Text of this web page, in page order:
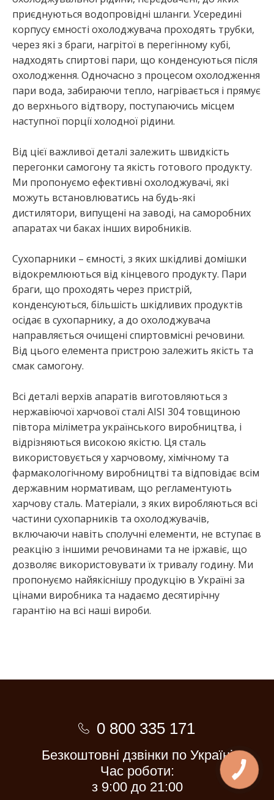
приєднуються водопровідні шланги. Усередині
корпусу ємності охолоджувача проходять трубки,
через які з браги, нагрітої в перегінному кубі,
надходять спиртові пари, що конденсуються після
охолодження. Одночасно з процесом охолодження
пари вода, забираючи тепло, нагрівається і прямує
до верхнього відтвору, поступаючись місцем
наступної порції холодної рідини.
Від цієї важливої деталі залежить швидкість
перегонки самогону та якість готового продукту.
Ми пропонуємо ефективні охолоджувачі, які
можуть встановлюватись на будь-які
дистилятори, випущені на заводі, на саморобних
апаратах чи баках інших виробників.
Сухопарники – ємності, з яких шкідливі домішки
відокремлюються від кінцевого продукту. Пари
браги, що проходять через пристрій,
конденсуються, більшість шкідливих продуктів
осідає в сухопарнику, а до охолоджувача
направляється очищені спиртовмісні речовини.
Від цього елемента пристрою залежить якість та
смак самогону.
Всі деталі верхів апаратів виготовляються з
нержавіючої харчової сталі AISI 304 товщиною
півтора міліметра українського виробництва, і
відрізняються високою якістю. Ця сталь
використовується у харчовому, хімічному та
фармакологічному виробництві та відповідає всім
державним нормативам, що регламентують
харчову сталь. Матеріали, з яких виробляються всі
частини сухопарників та охолоджувачів,
включаючи навіть сполучні елементи, не вступає в
реакцію з іншими речовинами та не іржавіє, що
дозволяє використовувати їх тривалу годину. Ми
пропонуємо найякіснішу продукцію в Україні за
цінами виробника та надаємо десятирічну
гарантію на всі наші вироби.
0 800 335 171
Безкоштовні дзвінки по Україні
Час роботи:
з 9:00 до 21:00